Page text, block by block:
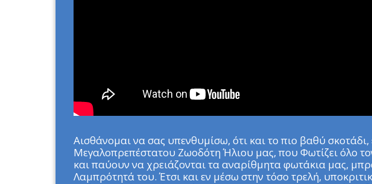
Αισθάνομαι να σας υπενθυμίσω, ότι και το πιο βαθύ σκοτάδι,
Μεγαλοπρεπέστατου Ζωοδότη Ήλιου μας, που Φωτίζει όλο
και παύουν να χρειάζονται τα αναρίθμητα φωτάκια μας,
Λαμπρότητά του. Έτσι και εν μέσω στην τόσο τρελή,